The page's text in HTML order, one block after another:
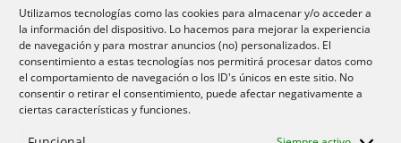
Utilizamos tecnologías como las cookies para almacenar y/o acceder a
la información del dispositivo. Lo hacemos para mejorar la experiencia
de navegación y para mostrar anuncios (no) personalizados. El
consentimiento a estas tecnologías nos permitirá procesar datos como
el comportamiento de navegación o los ID's únicos en este sitio. No
consentir o retirar el consentimiento, puede afectar negativamente a
ciertas características y funciones.
Aire acondicionado Alicante
Aire acondicionador Murcia
Aire acondicionado San Juan